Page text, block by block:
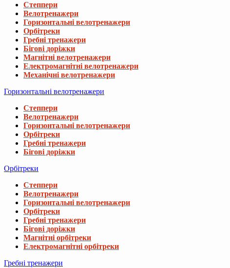
Степпери
Велотренажери
Горизонтальні велотренажери
Орбітреки
Гребні тренажери
Бігові доріжки
Магнітні велотренажери
Електромагнітні велотренажери
Механічні велотренажери
Горизонтальні велотренажери
Степпери
Велотренажери
Горизонтальні велотренажери
Орбітреки
Гребні тренажери
Бігові доріжки
Орбітреки
Степпери
Велотренажери
Горизонтальні велотренажери
Орбітреки
Гребні тренажери
Бігові доріжки
Магнітні орбітреки
Електромагнітні орбітреки
Гребні тренажери